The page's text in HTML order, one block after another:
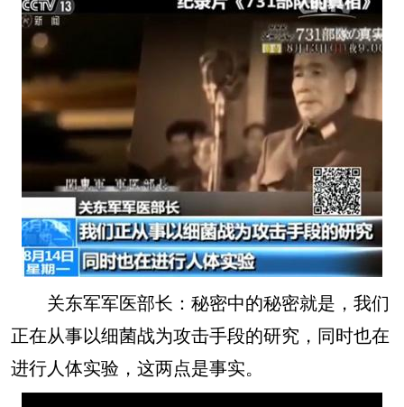
关东军军医部长： 秘密中的秘密就是，我们
正在从事以细菌战为攻击手段的研究，同时也在
进行人体实验，这两点是事实。